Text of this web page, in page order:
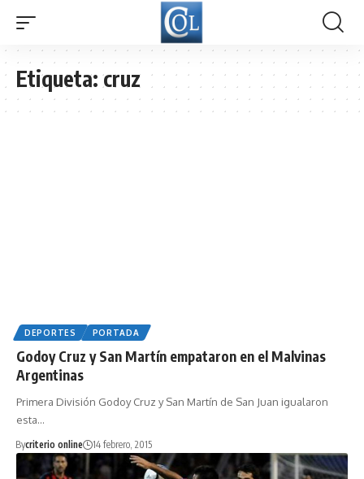
Etiqueta:cruz
DEPORTES PORTADA
Godoy Cruz y San Martín empataron en el Malvinas
Argentinas
Primera División Godoy Cruz y San Martín de San Juan igualaron
esta…
Bycriterio online 14 febrero, 2015